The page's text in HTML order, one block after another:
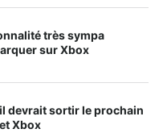
très sympa
sur Xbox
devrait sortir le prochain
Xbox